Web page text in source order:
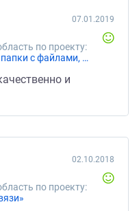
по проекту:
«Скрипт на PHP (Копирование папки с файлами, отправка на почту)»
07.01.2019
и
по проекту:
02.10.2018